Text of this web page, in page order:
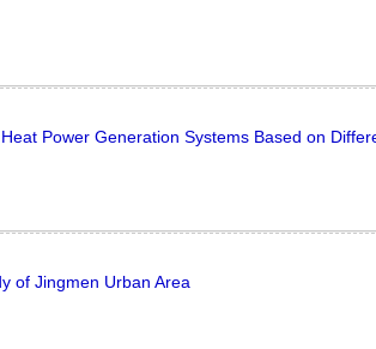
Power Generation Systems Based on
of Jingmen Urban Area